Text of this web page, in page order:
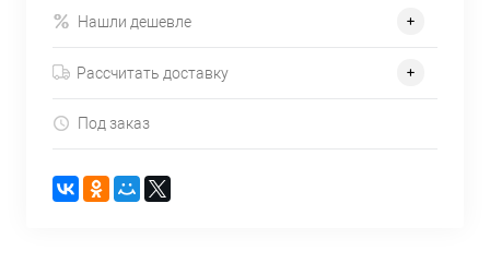
Нашли дешевле
Рассчитать доставку
Под заказ